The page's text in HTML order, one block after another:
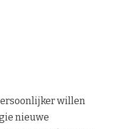
willen
nieuwe